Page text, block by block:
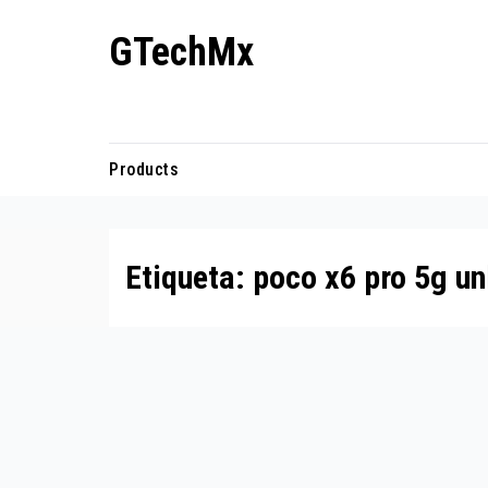
GTechMx
Products
Etiqueta: poco x6 pro 5g